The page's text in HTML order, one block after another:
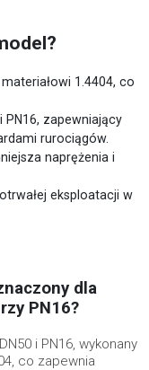
1.4404, co
PN16, zapewniający
rurociągów.
naprężenia i
eksploatacji w
dla
PN16?
i PN16, wykonany
co zapewnia